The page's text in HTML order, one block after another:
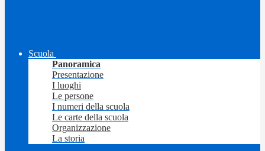
Scuola
Panoramica
Presentazione
I luoghi
Le persone
I numeri della scuola
Le carte della scuola
Organizzazione
La storia